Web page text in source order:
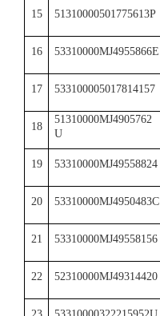
15 51310000501775613P
16 53310000MJ4955866E
17 533100005017814157
18
51310000MJ4905762
U
19 53310000MJ49558824
20 53310000MJ4950483C
21 53310000MJ49558156
22 52310000MJ49314420